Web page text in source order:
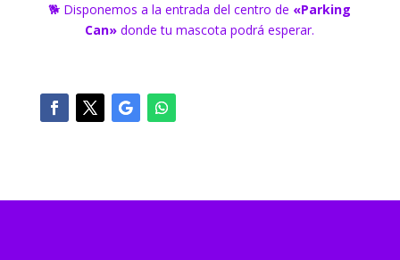
🐕 Disponemos a la entrada del centro de «Parking
Can» donde tu mascota podrá esperar.